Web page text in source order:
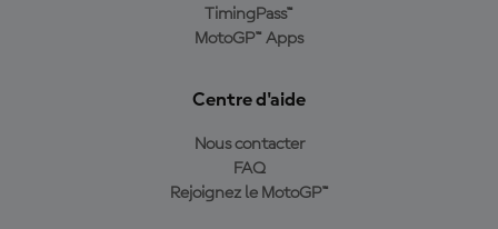
TimingPass™
MotoGP™ Apps
Centre d'aide
Nous contacter
FAQ
Rejoignez le MotoGP™